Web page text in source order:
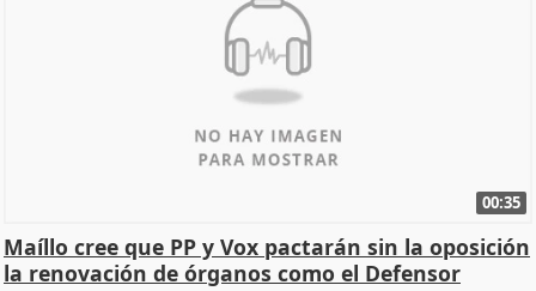
00:35
Maíllo cree que PP y Vox pactarán sin la oposición
la renovación de órganos como el Defensor